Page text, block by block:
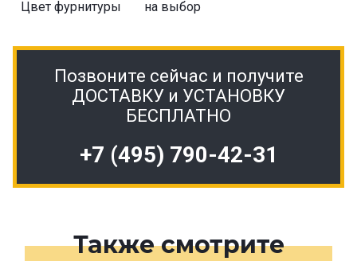
Цвет фурнитуры на выбор
Позвоните сейчас и получите
ДОСТАВКУ и УСТАНОВКУ
БЕСПЛАТНО
+7 (495) 790-42-31
Также смотрите